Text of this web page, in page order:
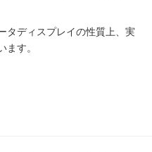
タディスプレイの性質上、実
ます。